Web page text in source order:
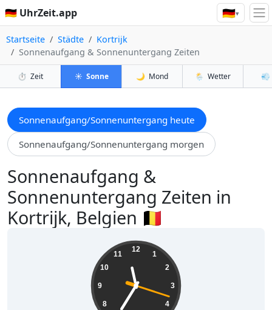
🇩🇪 UhrZeit.app 🇩🇪▾
Startseite Städte
Kortrijk
Sonnenaufgang & Sonnenuntergang Zeiten
⏱️ Zeit ☀️ Sonne 🌙 Mond 🌦️ Wetter 💨
Sonnenaufgang/Sonnenuntergang heute
Sonnenaufgang/Sonnenuntergang morgen
Sonnenaufgang &
Sonnenuntergang Zeiten in
Kortrijk, Belgien 🇧🇪
12
1
2
3
4
8
9
10
11